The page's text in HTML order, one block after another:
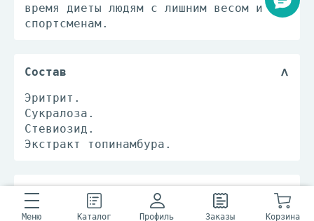
время диеты людям с лишним весом и
спортсменам.
Состав
Эритрит.
Сукралоза.
Стевиозид.
Экстракт топинамбура.
Рекомендации по применению
Меню Каталог Профиль Заказы Корзина